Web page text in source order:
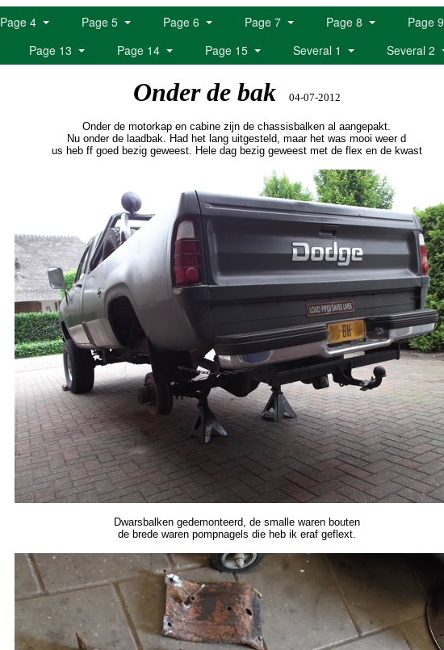
Page 4 Page 5 Page 6 Page 7 Page 8 Page 9
Page 13
Page 14 Page 15 Several 1 Several 2
Onder de bak 04-07-2012
Onder de motorkap en cabine zijn de chassisbalken al aangepakt.
Nu onder de laadbak. Had het lang uitgesteld, maar het was mooi weer d
us heb ff goed bezig geweest. Hele dag bezig geweest met de flex en de kwast
Dwarsbalken gedemonteerd, de smalle waren bouten
de brede waren pompnagels die heb ik eraf geflext.